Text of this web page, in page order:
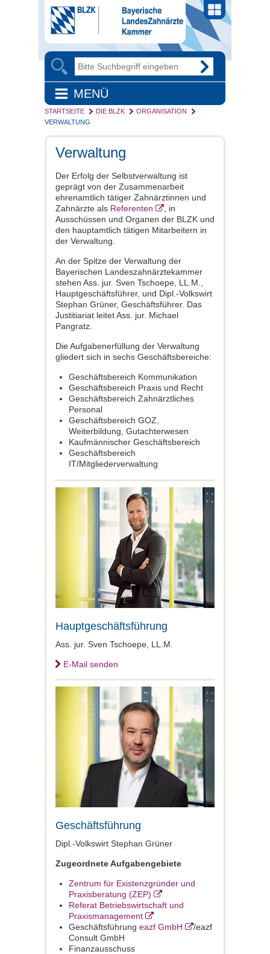
MENÜ
STARTSEITE DIE BLZK
ORGANISATION
VERWALTUNG
Verwaltung
Der Erfolg der Selbstverwaltung ist
geprägt von der Zusammenarbeit
ehrenamtlich tätiger Zahnärztinnen und
Zahnärzte als Referenten
, in
Ausschüssen und Organen der BLZK und
den hauptamtlich tätigen Mitarbeitern in
der Verwaltung.
An der Spitze der Verwaltung der
Bayerischen Landeszahnärztekammer
stehen Ass. jur. Sven Tschoepe, LL.M.,
Hauptgeschäftsführer, und Dipl.-Volkswirt
Stephan Grüner, Geschäftsführer. Das
Justitiariat leitet Ass. jur. Michael
Pangratz.
Die Aufgabenerfüllung der Verwaltung
gliedert sich in sechs Geschäftsbereiche:
Geschäftsbereich Kommunikation
Geschäftsbereich Praxis und Recht
Geschäftsbereich Zahnärztliches
Personal
Geschäftsbereich GOZ,
Weiterbildung, Gutachterwesen
Kaufmännischer Geschäftsbereich
Geschäftsbereich
IT/Mitgliederverwaltung
Hauptgeschäftsführung
Ass. jur. Sven Tschoepe, LL.M.
E-Mail senden
Geschäftsführung
Dipl.-Volkswirt Stephan Grüner
Zugeordnete Aufgabengebiete
Zentrum für Existenzgründer und
Praxisberatung (ZEP)
Referat Betriebswirtschaft und
Praxismanagement
Geschäftsführung eazf GmbH
/eazf
Consult GmbH
Finanzausschuss